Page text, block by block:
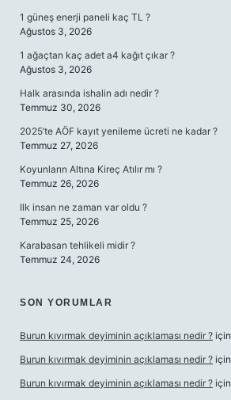
1 güneş enerji paneli kaç TL ?
Ağustos 3, 2026
1 ağaçtan kaç adet a4 kağıt çıkar ?
Ağustos 3, 2026
Halk arasında ishalin adı nedir ?
Temmuz 30, 2026
2025’te AÖF kayıt yenileme ücreti ne kadar ?
Temmuz 27, 2026
Koyunların Altına Kireç Atılır mı ?
Temmuz 26, 2026
Ilk insan ne zaman var oldu ?
Temmuz 25, 2026
Karabasan tehlikeli midir ?
Temmuz 24, 2026
SON YORUMLAR
Burun kıvırmak deyiminin açıklaması nedir ? için
Burun kıvırmak deyiminin açıklaması nedir ? için
Burun kıvırmak deyiminin açıklaması nedir ? için